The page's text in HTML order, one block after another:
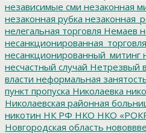
независимые сми незаконная
незаконная рубка
нелегальная торговля Немаев
несанкционированная_торговля
несанкционированный_митинг
несчастный случай Нетрезвый
власти неформальная
пункт пропуска Николаевка
Николаевская районная
никотин НК РФ НКО НКО
Новгородская область